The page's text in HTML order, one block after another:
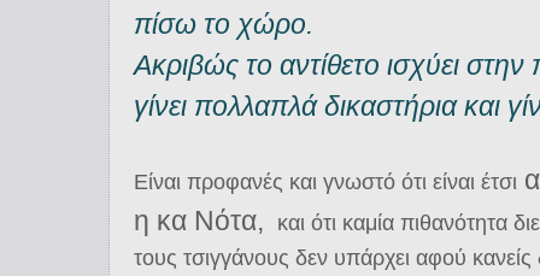
πίσω το χώρο.
Ακριβώς το αντίθετο ισχύει
γίνει πολλαπλά δικαστήρια και
Είναι προφανές και γνωστό ότι είναι έτσι
η κα Νότα,
και ότι καμία πιθανότητα
τους τσιγγάνους δεν υπάρχει αφού κανείς